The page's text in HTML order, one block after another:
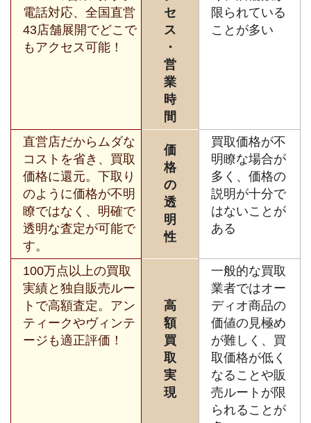
電話対応、全国直営
43店舗展開でどこで
もアクセス可能！
セ
ス
・
営
業
時
間
限られている
ことが多い
直営店だからムダな
コストを省き、買取
価格に還元。下取り
のように価格が不明
瞭ではなく、明確で
透明な査定が可能で
す。
価
格
の
透
明
性
買取価格が不
明瞭な場合が
多く、価格の
説明が十分で
はないことが
ある
100万点以上の買取
実績と独自販売ルー
トで高額査定。アン
ティークやヴィンテ
ージも適正評価！
高
額
買
取
実
現
一般的な買取
業者ではオー
ディオ商品の
価値の見極め
が難しく、買
取価格が低く
なることや販
売ルートが限
られることが